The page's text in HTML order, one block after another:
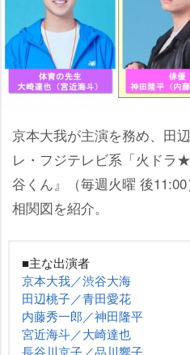
京本大我が主演を務め、田
レ・フジテレビ系「火ドラ
谷くん』（毎週火曜 後11:00
相関図を紹介。
■主な出演者
京本大我／渋谷大海
田辺桃子／青田愛花
内藤秀一郎／神田隆平
宮近海斗／大崎達也
長谷川京子／品川響子